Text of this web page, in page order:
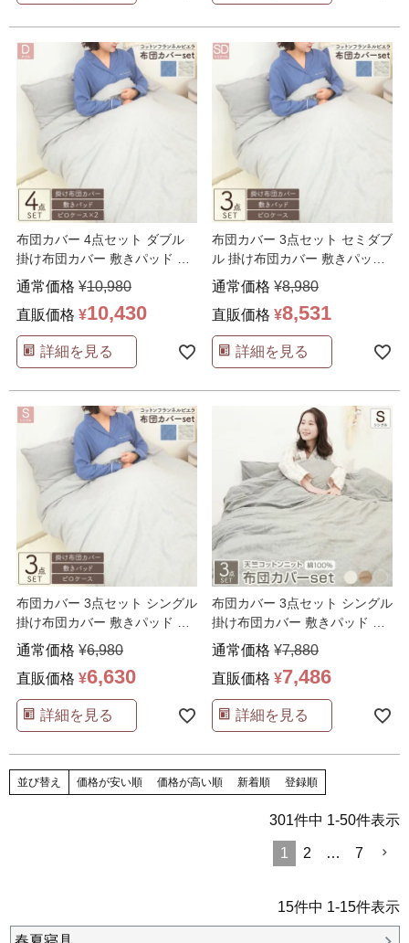
布団カバー 4点セット ダブル
掛け布団カバー 敷きパッド 枕
カバー 綿100% …
通常価格 ¥10,980
直販価格 ¥10,430
詳細を見る
布団カバー 3点セット セミダブ
ル 掛け布団カバー 敷きパッド
枕カバー 綿10 …
通常価格 ¥8,980
直販価格 ¥8,531
詳細を見る
布団カバー 3点セット シングル
掛け布団カバー 敷きパッド 枕
カバー 綿100…
通常価格 ¥6,980
直販価格 ¥6,630
詳細を見る
布団カバー 3点セット シングル
掛け布団カバー 敷きパッド 枕
カバー 綿100…
通常価格 ¥7,880
直販価格 ¥7,486
詳細を見る
並び替え 価格が安い順 価格が高い順 新着順 登録順
301件中 1-50件表示
1 2 … 7
15件中 1-15件表示